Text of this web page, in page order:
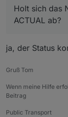
Holt sich das
ACTUAL ab?
ja, der Status
Gruß Tom
Wenn meine Hilfe
Beitrag
Public Transport